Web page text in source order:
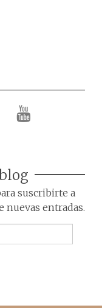
suscribirte a
entradas.